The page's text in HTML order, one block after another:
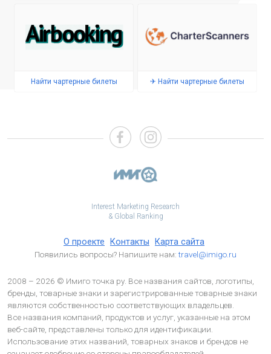
Найти чартерные билеты ✈ Найти чартерные билеты
Interest Marketing Research
& Global Ranking
О проекте Контакты Карта сайта
Появились вопросы? Напишите нам:travel@imigo.ru
2008 – 2026 © Имиго точка ру. Все названия сайтов, логотипы,
бренды, товарные знаки и зарегистрированные товарные знаки
являются собственностью соответствующих владельцев.
Все названия компаний, продуктов и услуг, указанные на этом
веб-сайте, представлены только для идентификации.
Использование этих названий, товарных знаков и брендов не